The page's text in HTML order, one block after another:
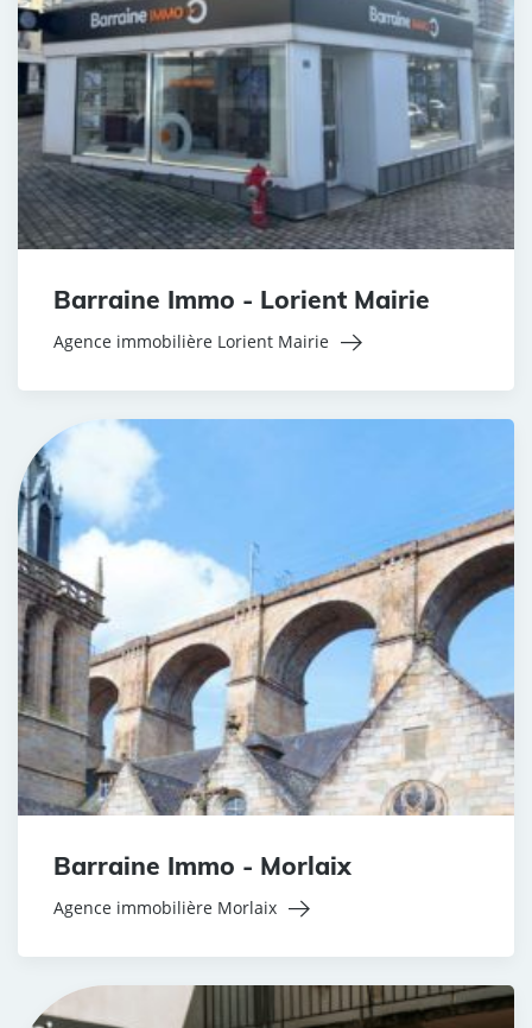
Barraine Immo - Lorient Mairie
Agence immobilière Lorient Mairie
Barraine Immo - Morlaix
Agence immobilière Morlaix